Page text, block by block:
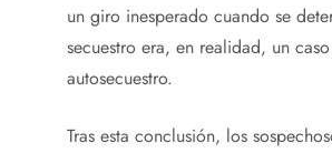
un giro inesperado cuando se
secuestro era, en realidad, un
autosecuestro.
Tras esta conclusión, los